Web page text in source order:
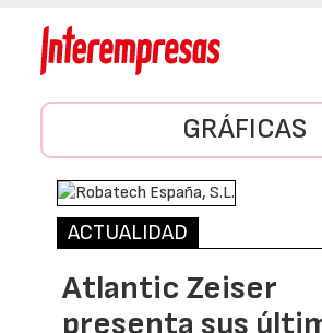
GRÁFICAS
ACTUALIDAD
Atlantic Zeiser
presenta sus